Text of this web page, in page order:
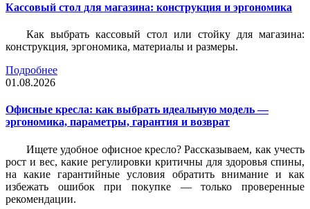
Кассовый стол для магазина: конструкция и эргономика
Как выбрать кассовый стол или стойку для магазина:
конструкция, эргономика, материалы и размеры.
Подробнее
01.08.2026
Офисные кресла: как выбрать идеальную модель —
эргономика, параметры, гарантия и возврат
Ищете удобное офисное кресло? Рассказываем, как учесть
рост и вес, какие регулировки критичны для здоровья спины,
на какие гарантийные условия обратить внимание и как
избежать ошибок при покупке — только проверенные
рекомендации.